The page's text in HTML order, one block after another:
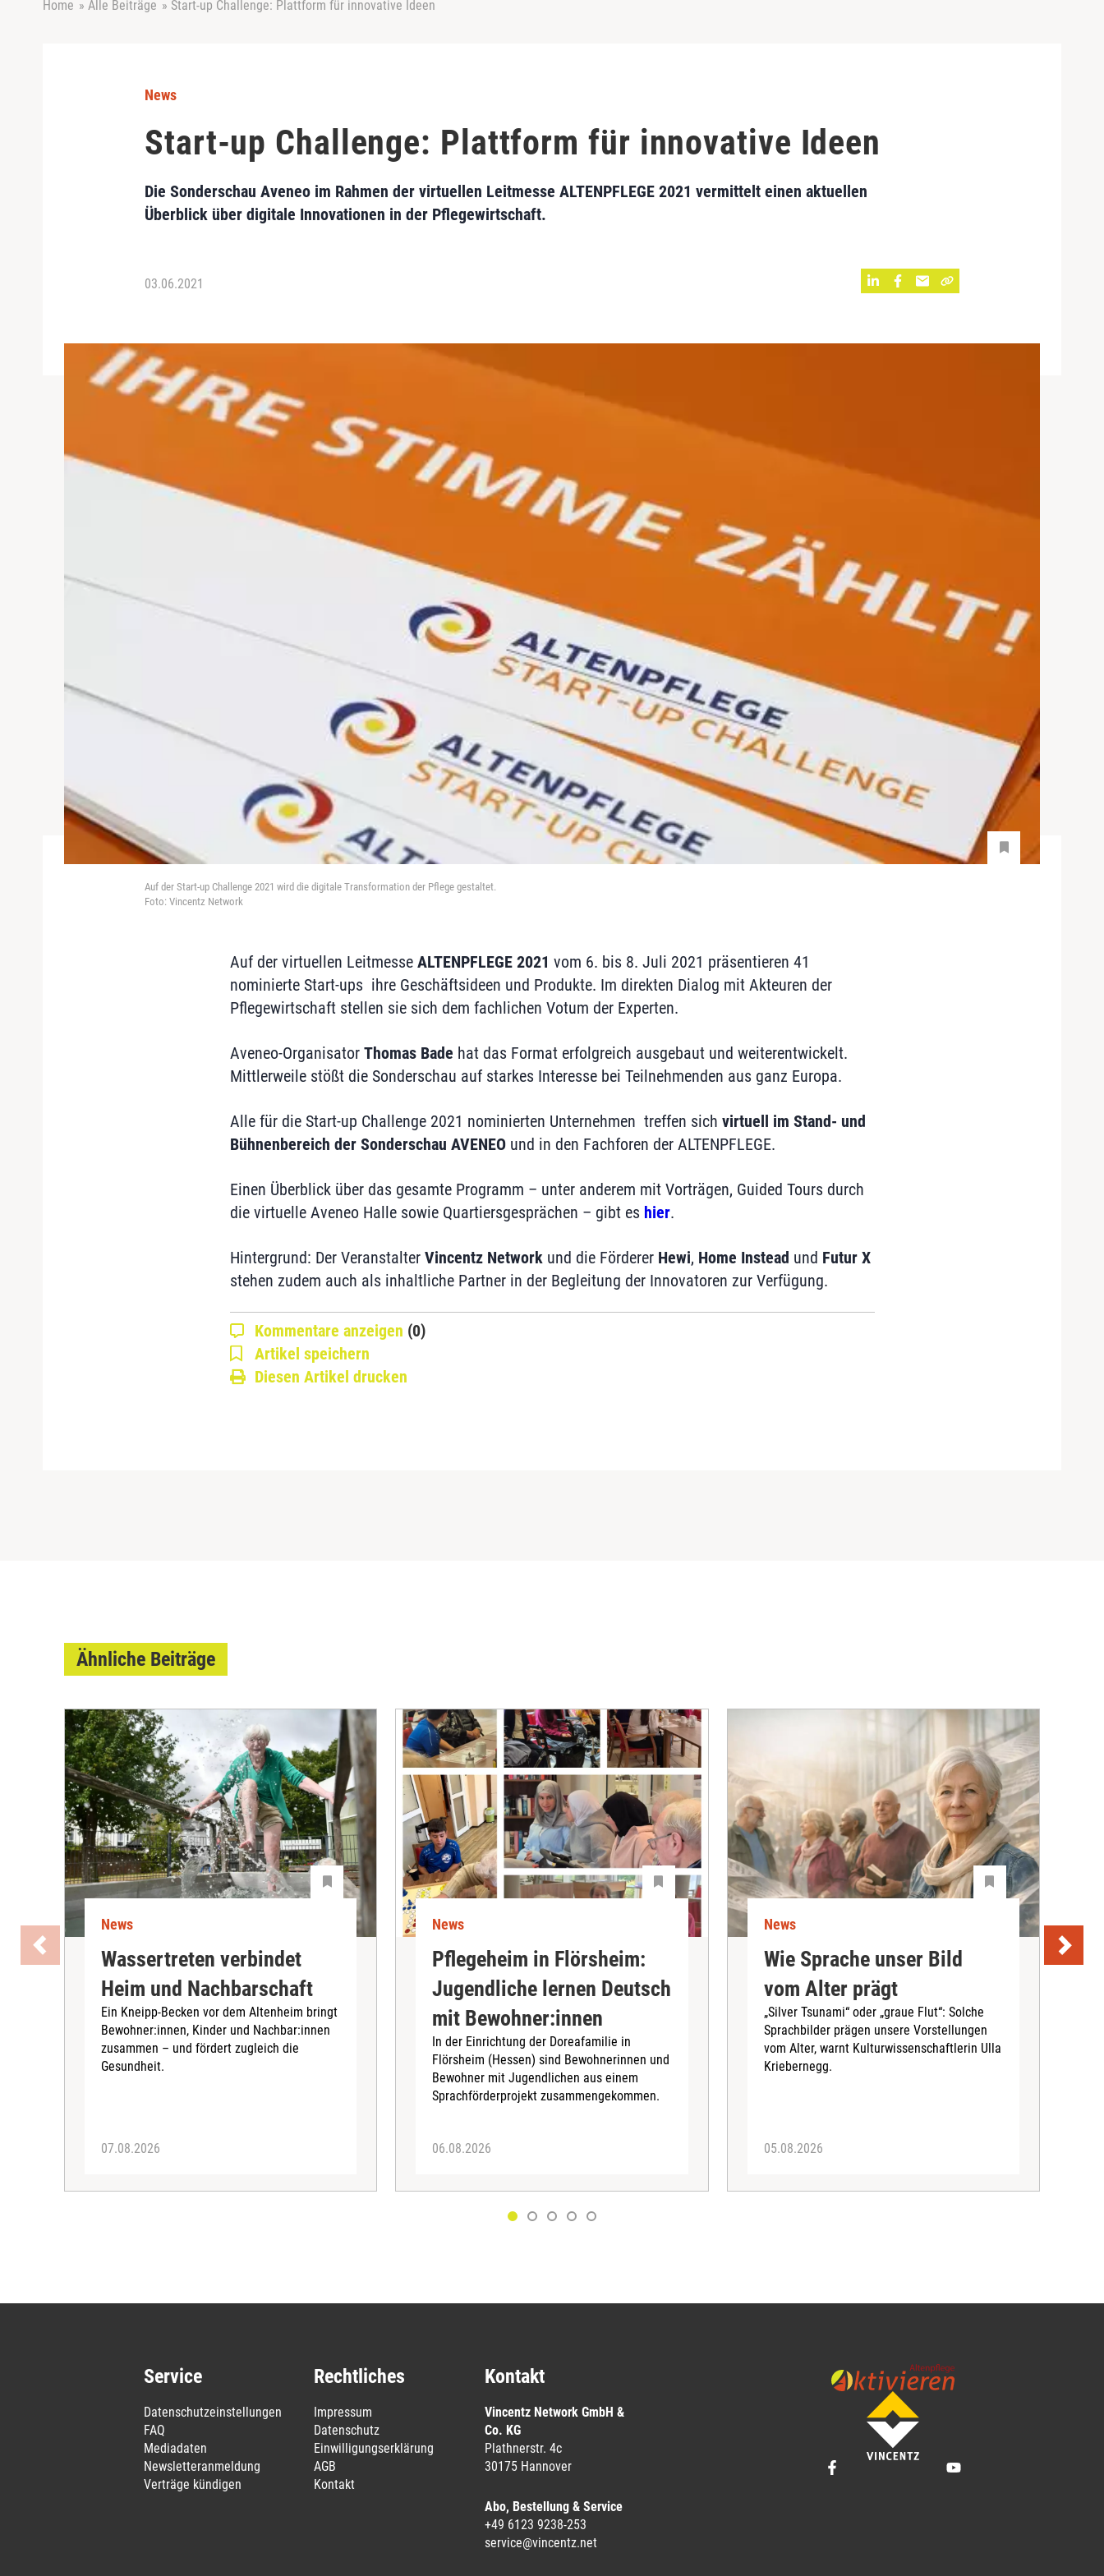
Home » Alle Beiträge » Start-up Challenge: Plattform für innovative Ideen
News
Start-up Challenge: Plattform für innovative Ideen
Die Sonderschau Aveneo im Rahmen der virtuellen Leitmesse ALTENPFLEGE 2021 vermittelt einen aktuellen
Überblick über digitale Innovationen in der Pflegewirtschaft.
03.06.2021
Auf der Start-up Challenge 2021 wird die digitale Transformation der Pflege gestaltet.
Foto: Vincentz Network
Auf der virtuellen Leitmesse ALTENPFLEGE 2021 vom 6. bis 8. Juli 2021 präsentieren 41
nominierte Start-ups ihre Geschäftsideen und Produkte. Im direkten Dialog mit Akteuren der
Pflegewirtschaft stellen sie sich dem fachlichen Votum der Experten.
Aveneo-Organisator Thomas Bade hat das Format erfolgreich ausgebaut und weiterentwickelt.
Mittlerweile stößt die Sonderschau auf starkes Interesse bei Teilnehmenden aus ganz Europa.
Alle für die Start-up Challenge 2021 nominierten Unternehmen treffen sich virtuell im Stand- und
Bühnenbereich der Sonderschau AVENEO und in den Fachforen der ALTENPFLEGE.
Einen Überblick über das gesamte Programm – unter anderem mit Vorträgen, Guided Tours durch
die virtuelle Aveneo Halle sowie Quartiersgesprächen – gibt es hier.
Hintergrund: Der Veranstalter Vincentz Network und die Förderer Hewi, Home Instead und Futur X
stehen zudem auch als inhaltliche Partner in der Begleitung der Innovatoren zur Verfügung.
Kommentare anzeigen (0)
Artikel speichern
Diesen Artikel drucken
Ähnliche Beiträge
News
Wassertreten verbindet
Heim und Nachbarschaft
Ein Kneipp-Becken vor dem Altenheim bringt
Bewohner:innen, Kinder und Nachbar:innen
zusammen – und fördert zugleich die
Gesundheit.
07.08.2026
News
Pflegeheim in Flörsheim:
Jugendliche lernen Deutsch
mit Bewohner:innen
In der Einrichtung der Doreafamilie in
Flörsheim (Hessen) sind Bewohnerinnen und
Bewohner mit Jugendlichen aus einem
Sprachförderprojekt zusammengekommen.
06.08.2026
News
Wie Sprache unser Bild
vom Alter prägt
„Silver Tsunami“ oder „graue Flut“: Solche
Sprachbilder prägen unsere Vorstellungen
vom Alter, warnt Kulturwissenschaftlerin Ulla
Kriebernegg.
05.08.2026
Service
Datenschutzeinstellungen
FAQ
Mediadaten
Newsletteranmeldung
Verträge kündigen
Rechtliches
Impressum
Datenschutz
Einwilligungserklärung
AGB
Kontakt
Kontakt
Vincentz Network GmbH &
Co. KG
Plathnerstr. 4c
30175 Hannover
Abo, Bestellung & Service
+49 6123 9238-253
service@vincentz.net